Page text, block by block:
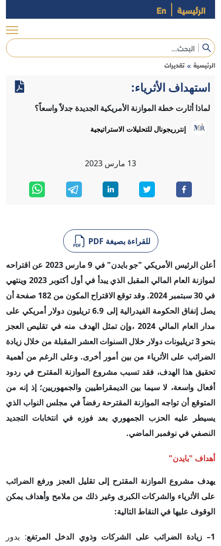
الرئيسية En
الرئيسية » تقديرات
استهداف الأثرياء:
لماذا أثارت خطة الموازنة الأمريكية الجديدة جدلاً واسعاً؟
إنترريجونال للتحليلات الاستراتيجية
13 مارس 2023
للقراءة بصيغة PDF
أعلن الرئيس الأمريكي "جو بايدن" في 9 مارس 2023 عن اقتراحه
لموازنة العام المالي المقبل الذي يبدأ في أول أكتوبر 2023 وينتهي
في 30 سبتمبر 2024. وقد توقع الاقتراح المكون من 182 صفحة أن
يصل إنفاق الحكومة الفيدرالية إلى 6.9 تريليون دولار أمريكي على
مدار العام المالي 2024 ،وإن تمثل الهدف منه في تقليص العجز
بنحو 3 تريليونات دولار خلال السنوات العشر المقبلة من خلال زيادة
الضرائب على الأثرياء من بين أمور أخرى. وعلى الرغم من أهمية
تحقيق هذا الهدف، فقد تسبب مشروع الموازنة المقترح في ردود
أفعال واسعة، لا سيما بين الديمقراطيين والجمهوريين؛ إذ إنه من
المتوقع أن تواجه الموازنة المقترحة رفضاً في مجلس النواب الذي
يسيطر عليه الحزب الجمهوري بعد فوزه في انتخابات التجديد
النصفي في نوفمبر الماضي.
أهداف "بايدن"
يهدف مشروع الموازنة المقترح إلى تقليل العجز ورفع الضرائب
على الأثرياء والشركات الكبرى وغير ذلك من ملامح وأهداف يمكن
الوقوف عليها في النقاط التالية:
1– زيادة الضرائب على الشركات وذوي الدخل المرتفع
: يدور